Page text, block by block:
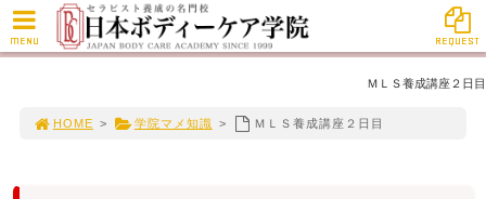
ＭＬＳ養成講座２日目
HOME > 学院マメ知識 > ＭＬＳ養成講座２日目
MENU REQUEST